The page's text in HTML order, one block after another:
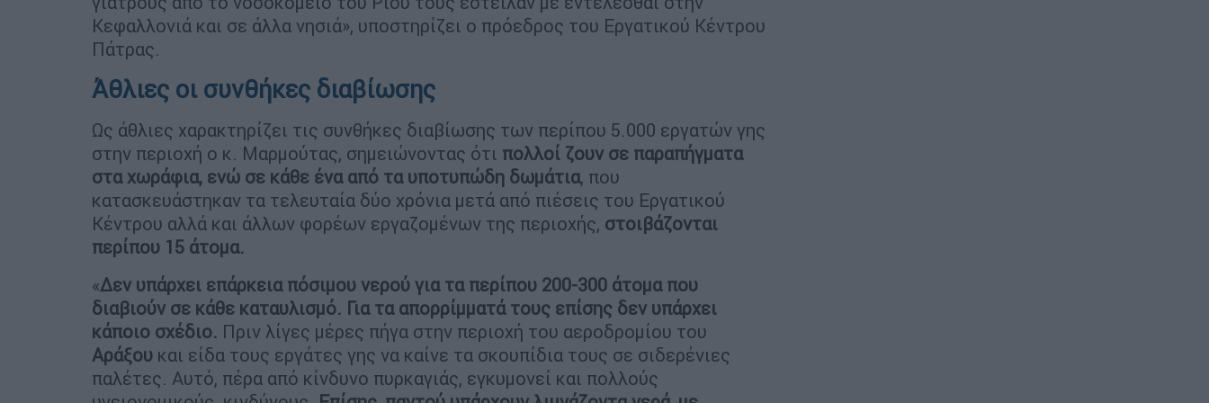
Κεφαλλονιά και σε άλλα νησιά», υποστηρίζει ο πρόεδρος του Εργατικού Κέντρου
Πάτρας.
Άθλιες οι συνθήκες διαβίωσης
Ως άθλιες χαρακτηρίζει τις συνθήκες διαβίωσης των περίπου 5.000 εργατών γης
στην περιοχή ο κ. Μαρμούτας, σημειώνοντας ότι πολλοί ζουν σε παραπήγματα
στα χωράφια, ενώ σε κάθε ένα από τα υποτυπώδη δωμάτια, που
κατασκευάστηκαν τα τελευταία δύο χρόνια μετά από πιέσεις του Εργατικού
Κέντρου αλλά και άλλων φορέων εργαζομένων της περιοχής, στοιβάζονται
περίπου 15 άτομα.
«Δεν υπάρχει επάρκεια πόσιμου νερού για τα περίπου 200-300 άτομα που
διαβιούν σε κάθε καταυλισμό. Για τα απορρίμματά τους επίσης δεν υπάρχει
κάποιο σχέδιο. Πριν λίγες μέρες πήγα στην περιοχή του αεροδρομίου του
Αράξου και είδα τους εργάτες γης να καίνε τα σκουπίδια τους σε σιδερένιες
παλέτες. Αυτό, πέρα από κίνδυνο πυρκαγιάς, εγκυμονεί και πολλούς